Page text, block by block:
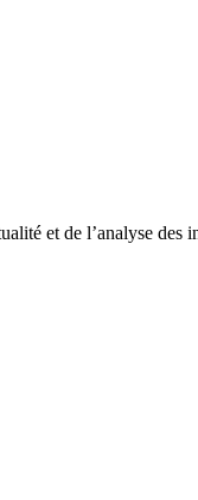
et de l’analyse